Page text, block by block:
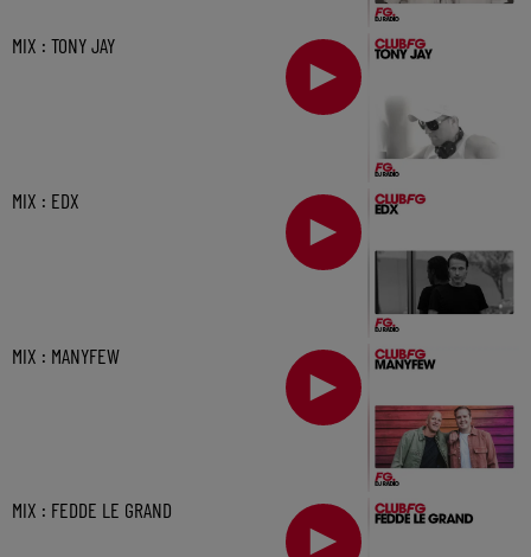
MIX : TONY JAY
MIX : EDX
MIX : MANYFEW
MIX : FEDDE LE GRAND